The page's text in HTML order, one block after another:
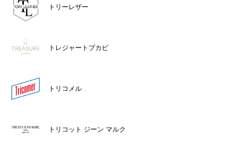
トリーレザー
トレジャートプカピ
トリコメル
トリコット ジーン マルク